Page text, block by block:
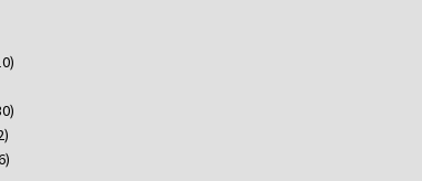
10
30
12
varoj
16